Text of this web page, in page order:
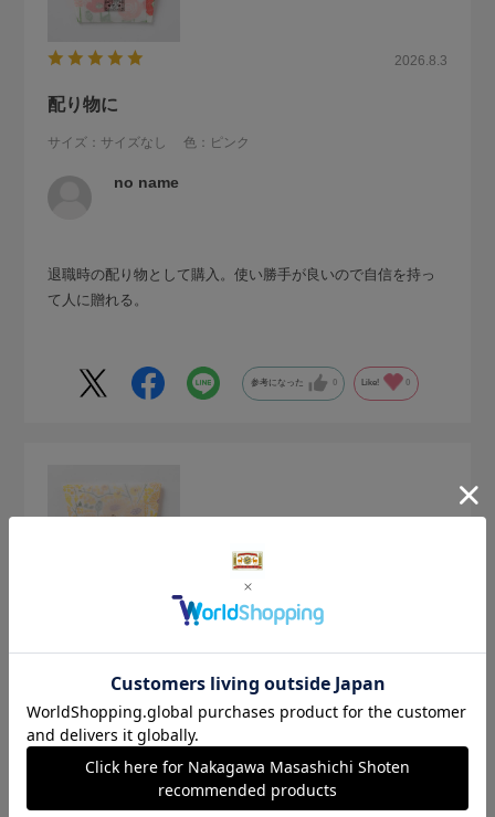
2026.8.3
配り物に
サイズ：サイズなし 色：ピンク
no name
退職時の配り物として購入。使い勝手が良いので自信を持っ
て人に贈れる。
参考になった 0 Like! 0
配り物に
no name